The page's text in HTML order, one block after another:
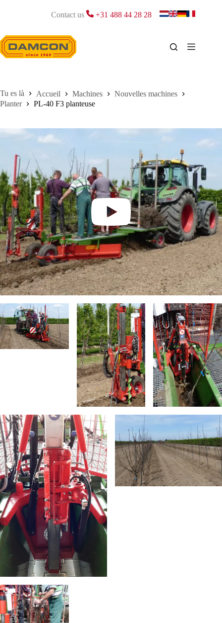
Contact us +31 488 44 28 28
Accueil Machines
Nouvelles machines
Planter
PL-40 F3 planteuse